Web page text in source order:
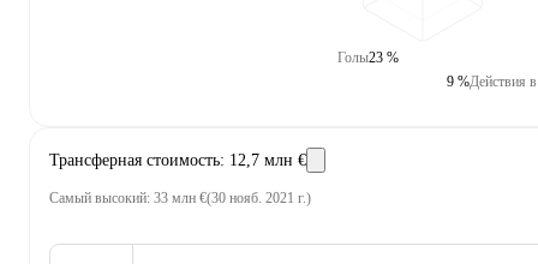
Голы23 %
Действия
9 %
Трансферная стоимость: 12,7 млн €
Самый высокий: 33 млн €(30 нояб. 2021 г.)